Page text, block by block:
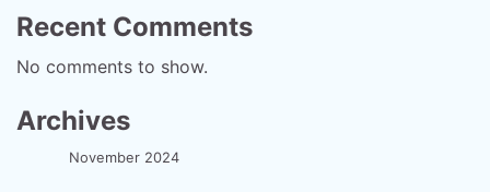
Recent Comments
No comments to show.
Archives
November 2024